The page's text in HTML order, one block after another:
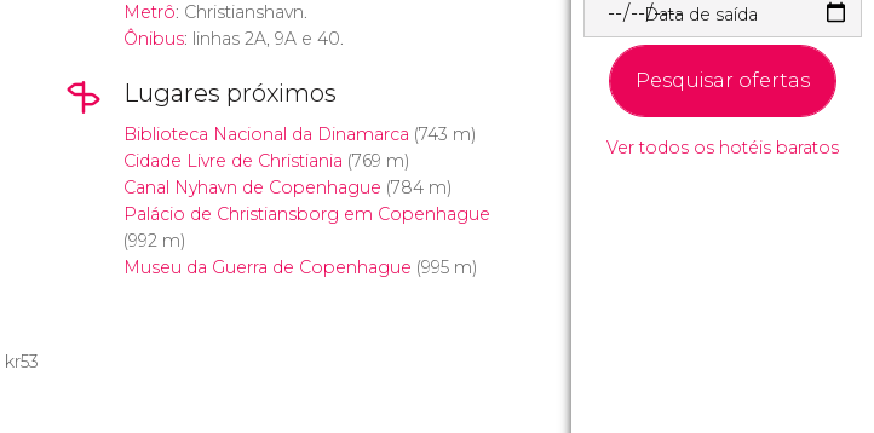
kr53
Metrô: Christianshavn.
Ônibus: linhas 2A, 9A e 40.
Lugares próximos
Biblioteca Nacional da Dinamarca (743 m)
Cidade Livre de Christiania (769 m)
Canal Nyhavn de Copenhague (784 m)
Palácio de Christiansborg em Copenhague
(992 m)
Museu da Guerra de Copenhague (995 m)
Data de saída
Pesquisar ofertas
Ver todos os hotéis baratos